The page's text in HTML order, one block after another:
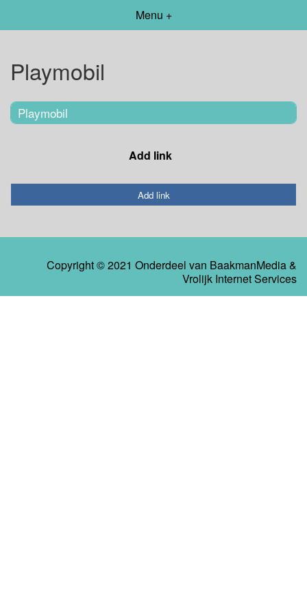
Menu +
Playmobil
Playmobil
Add link
Add link
Copyright © 2021 Onderdeel van BaakmanMedia&
Vrolijk Internet Services